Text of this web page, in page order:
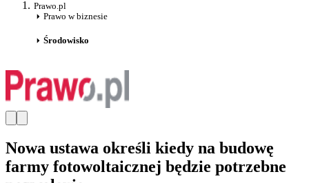
Prawo.pl
Prawo w biznesie
Środowisko
Nowa ustawa określi kiedy na budowę
farmy fotowoltaicznej będzie potrzebne